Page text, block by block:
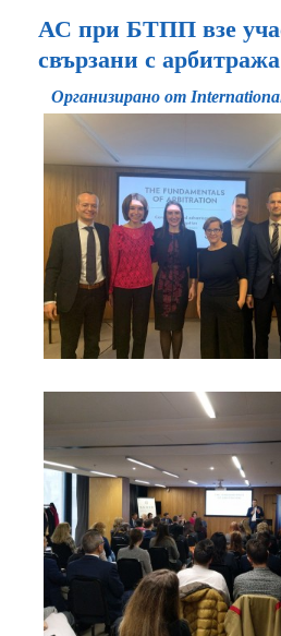
АС при БТПП взе
свързани с арбитража
Организирано от